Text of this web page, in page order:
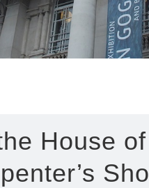
House